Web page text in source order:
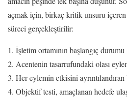
açmak için, birkaç kritik unsuru
süreci gerçekleştirilir:
İşletim ortamının başlangıç ​​durumu
Acentenin tasarrufundaki olası
Her eylemin etkisini
Objektif testi, amaçlanan hedefe